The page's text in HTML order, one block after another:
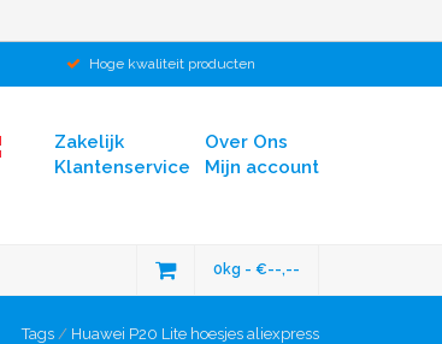
Hoge kwaliteit producten
Over Ons
Mijn account
Zakelijk
Klantenservice
0kg - €--,--
Tags / Huawei P20 Lite hoesjes aliexpress